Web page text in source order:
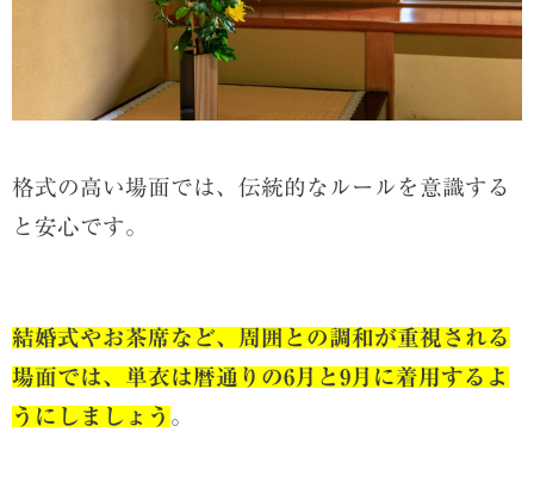
格式の高い場面では、伝統的なルールを意識する
と安心です。
結婚式やお茶席など、周囲との調和が重視される
場面では、単衣は暦通りの6月と9月に着用するよ
うにしましょう 。